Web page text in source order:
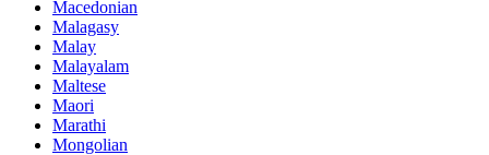
Macedonian
Malagasy
Malay
Malayalam
Maltese
Maori
Marathi
Mongolian